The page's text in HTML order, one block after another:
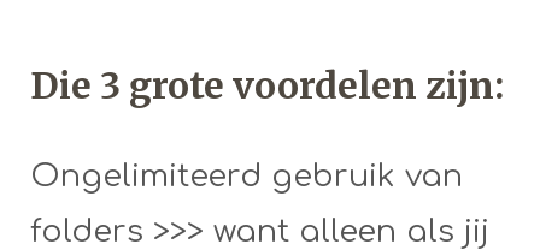
Die 3 grote voordelen zijn:
Ongelimiteerd gebruik van
folders >>> want alleen als jij